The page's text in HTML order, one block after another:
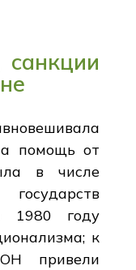
санкции
помощь от
в числе
1980 году
к
привели